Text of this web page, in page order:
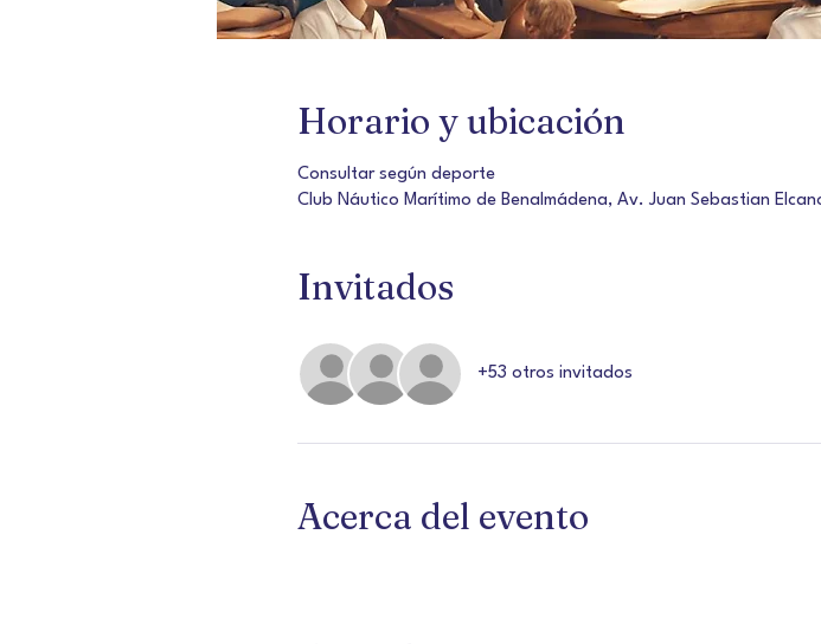
Horario y ubicación
Consultar según deporte
Club Náutico Marítimo de Benalmádena, Av. Juan Sebastian
Invitados
+53 otros invitados
Acerca del evento